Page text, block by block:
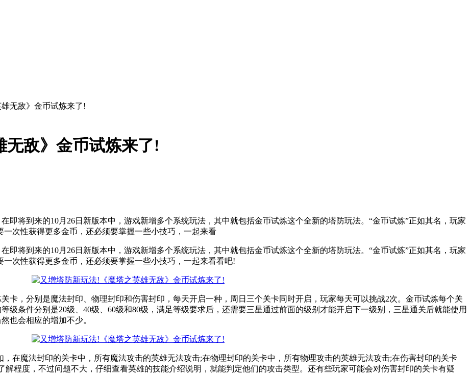
无敌》金币试炼来了!
敌》金币试炼来了!
即将到来的10月26日新版本中，游戏新增多个系统玩法，其中就包括金币试炼这个全新的塔防玩法。“金币试炼”正如其名，玩家
次性获得更多金币，还必须要掌握一些小技巧，一起来看
即将到来的10月26日新版本中，游戏新增多个系统玩法，其中就包括金币试炼这个全新的塔防玩法。“金币试炼”正如其名，玩家
次性获得更多金币，还必须要掌握一些小技巧，一起来看看吧!
卡，分别是魔法封印、物理封印和伤害封印，每天开启一种，周日三个关卡同时开启，玩家每天可以挑战2次。金币试炼每个关
级条件分别是20级、40级、60级和80级，满足等级要求后，还需要三星通过前面的级别才能开启下一级别，三星通关后就能使用
也会相应的增加不少。
在魔法封印的关卡中，所有魔法攻击的英雄无法攻击;在物理封印的关卡中，所有物理攻击的英雄无法攻击;在伤害封印的关卡
程度，不过问题不大，仔细查看英雄的技能介绍说明，就能判定他们的攻击类型。还有些玩家可能会对伤害封印的关卡有疑